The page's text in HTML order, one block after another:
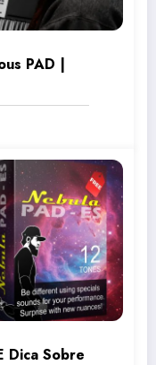
PAD |
Dica Sobre